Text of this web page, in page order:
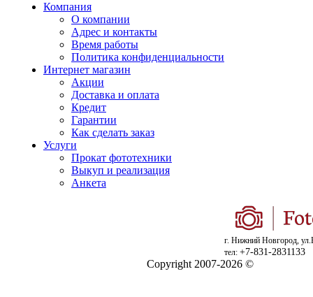
Компания
О компании
Адрес и контакты
Время работы
Политика конфиденциальности
Интернет магазин
Акции
Доставка и оплата
Кредит
Гарантии
Как сделать заказ
Услуги
Прокат фототехники
Выкуп и реализация
Анкета
г. Нижний Новгород,
тел: +7-831-2831133
Copyright 2007-2026 ©